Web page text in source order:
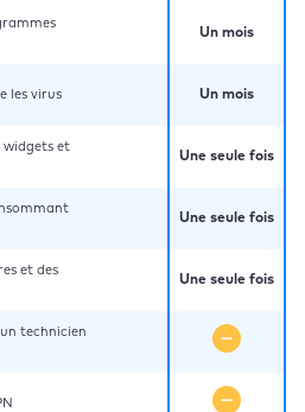
les virus
widgets et
et des
technicien
Un mois
Un mois
Une seule fois
Une seule fois
Une seule fois